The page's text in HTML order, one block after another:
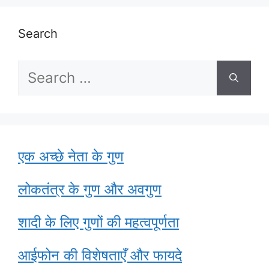
Search
Search
एक अच्छे नेता के गुण
लोकतंत्र के गुण और अवगुण
शादी के लिए गुणों की महत्वपूर्णता
आईफोन की विशेषताएँ और फायदे